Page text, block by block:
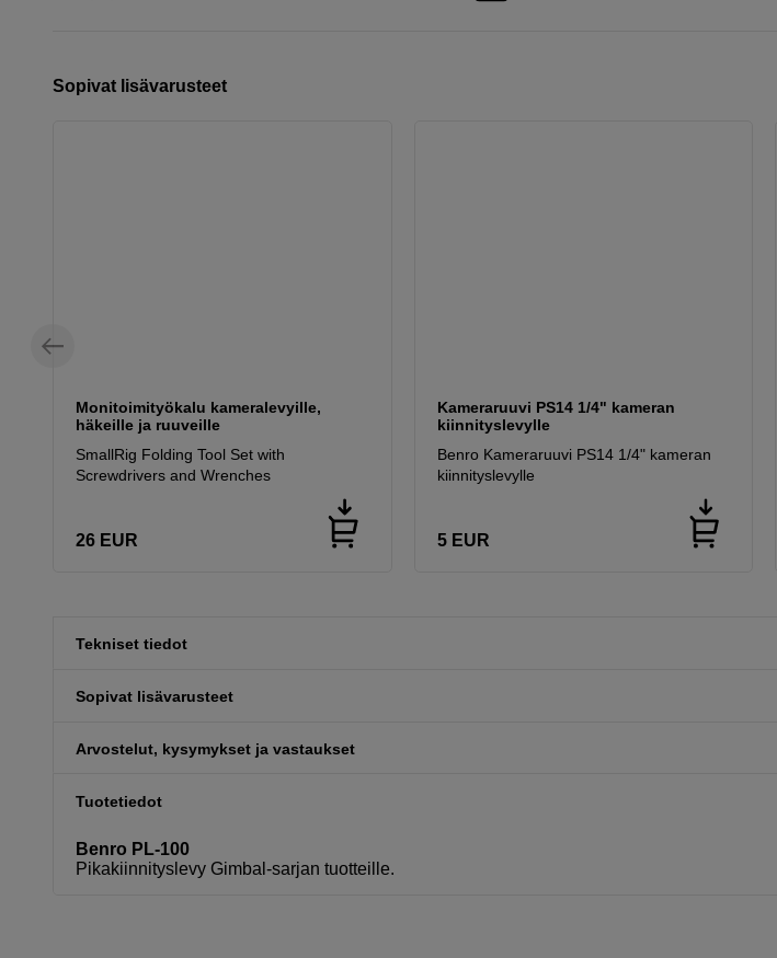
Sopivat lisävarusteet
Monitoimityökalu kameralevyille,
häkeille ja ruuveille
SmallRig Folding Tool Set with
Screwdrivers and Wrenches
26 EUR
Kameraruuvi PS14 1/4" kameran
kiinnityslevylle
Benro Kameraruuvi PS14 1/4" kameran
kiinnityslevylle
5 EUR
Tekniset tiedot
Sopivat lisävarusteet
Arvostelut, kysymykset ja vastaukset
Tuotetiedot
Benro PL-100
Pikakiinnityslevy Gimbal-sarjan tuotteille.